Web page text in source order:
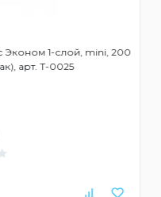
Эконом 1-слой, mini, 200
арт. Т-0025